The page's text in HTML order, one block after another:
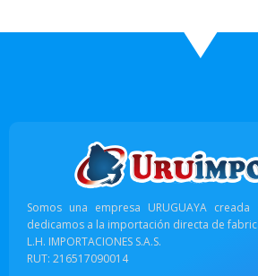
Somos una empresa URUGUAYA
dedicamos a la importación directa de
L.H. IMPORTACIONES S.A.S.
RUT: 216517090014